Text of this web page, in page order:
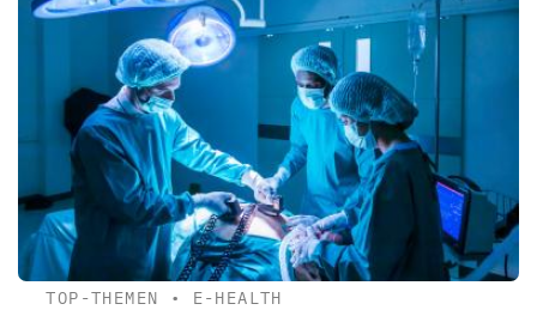
TOP-THEMEN • E-HEALTH